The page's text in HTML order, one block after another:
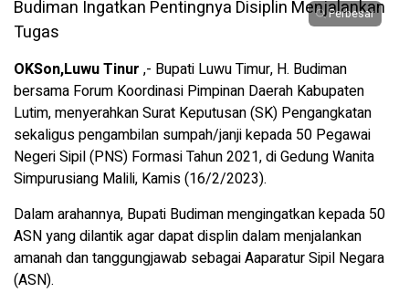
Perbesar
OKSon,Luwu Tinur ,- Bupati Luwu Timur, H. Budiman
bersama Forum Koordinasi Pimpinan Daerah Kabupaten
Lutim, menyerahkan Surat Keputusan (SK) Pengangkatan
sekaligus pengambilan sumpah/janji kepada 50 Pegawai
Negeri Sipil (PNS) Formasi Tahun 2021, di Gedung Wanita
Simpurusiang Malili, Kamis (16/2/2023).
Dalam arahannya, Bupati Budiman mengingatkan kepada 50
ASN yang dilantik agar dapat displin dalam menjalankan
amanah dan tanggungjawab sebagai Aaparatur Sipil Negara
(ASN).